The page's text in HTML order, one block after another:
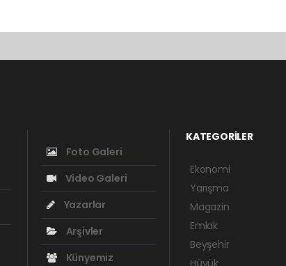
Foto Galeri
Video Galeri
Yazarlar
Arşivler
Künyemiz
KATEGORİLER
Ekonomi
Yarışma
Magazin
Emlak
Beyşehir
Hüyük